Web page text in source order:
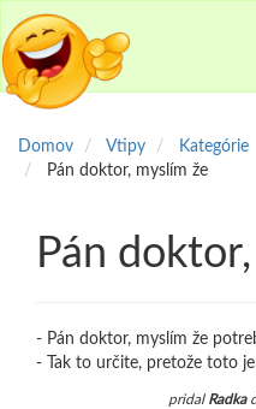
Domov Vtipy Kategórie
Pán doktor, myslím že
Pán
- Pán doktor, myslím že
- Tak to určite, pretože toto
pridal Radka